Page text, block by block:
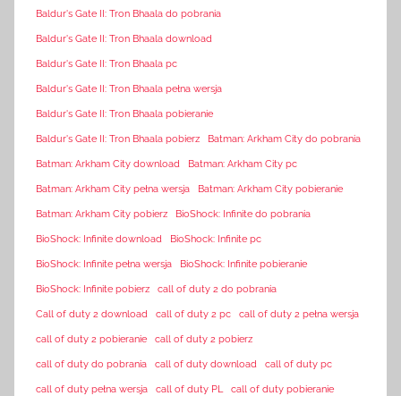
Baldur's Gate II: Tron Bhaala do pobrania
Baldur's Gate II: Tron Bhaala download
Baldur's Gate II: Tron Bhaala pc
Baldur's Gate II: Tron Bhaala pełna wersja
Baldur's Gate II: Tron Bhaala pobieranie
Baldur's Gate II: Tron Bhaala pobierz Batman: Arkham City do pobrania
Batman: Arkham City download Batman: Arkham City pc
Batman: Arkham City pełna wersja Batman: Arkham City pobieranie
Batman: Arkham City pobierz BioShock: Infinite do pobrania
BioShock: Infinite download BioShock: Infinite pc
BioShock: Infinite pełna wersja BioShock: Infinite pobieranie
BioShock: Infinite pobierz call of duty 2 do pobrania
Call of duty 2 download call of duty 2 pc call of duty 2 pełna wersja
call of duty 2 pobieranie call of duty 2 pobierz
call of duty do pobrania call of duty download call of duty pc
call of duty pełna wersja call of duty PL call of duty pobieranie